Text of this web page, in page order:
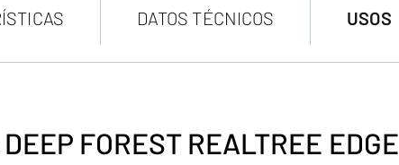
DATOS TÉCNICOS USOS
FOREST REALTREE EDGE